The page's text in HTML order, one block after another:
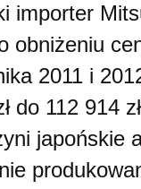
importer
obniżeniu
2011 i
do 112 914
japońskie